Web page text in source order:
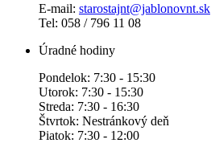
E-mail: starostajnt@jablonovnt.sk
Tel: 058 / 796 11 08
Úradné hodiny
Pondelok: 7:30 - 15:30
Utorok: 7:30 - 15:30
Streda: 7:30 - 16:30
Štvrtok: Nestránkový deň
Piatok: 7:30 - 12:00